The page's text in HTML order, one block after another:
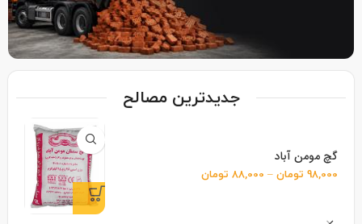
خرید عمده مصالحجدیدترین مصالح
گچ مومن آباد
98,000 تومان –
88,000 تومان